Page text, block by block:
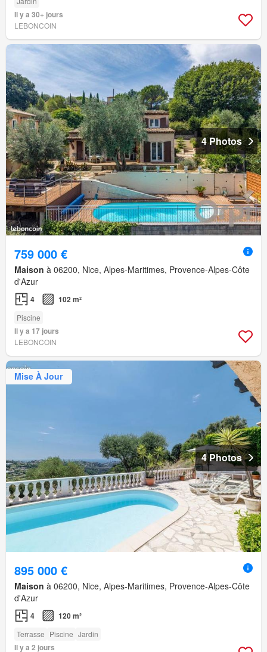
Il y a 30+ jours
LEBONCOIN
4 Photos
759 000 €
Maison à 06200, Nice, Alpes-Maritimes, Provence-Alpes-Côte
d'Azur
4 102 m²
Piscine
Il y a 17 jours
LEBONCOIN
Mise À Jour
4 Photos
895 000 €
Maison à 06200, Nice, Alpes-Maritimes, Provence-Alpes-Côte
d'Azur
4 120 m²
Terrasse Piscine Jardin
Il y a 2 jours